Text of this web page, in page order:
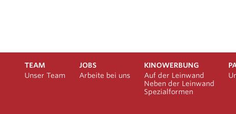
TEAM
Unser Team
JOBS
Arbeite bei uns
KINOWERBUNG
Auf der Leinwand
Neben der Leinwand
Spezialformen